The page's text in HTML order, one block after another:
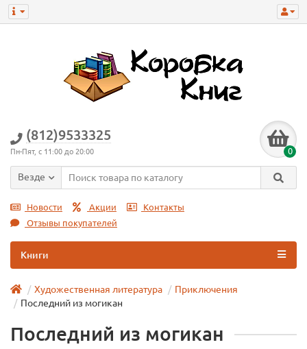
(812)9533325
Пн-Пят, с 11:00 до 20:00 0
Везде
Новости Акции
Контакты
Отзывы покупателей
Книги
Художественная литература
Приключения
Последний из могикан
Последний из могикан